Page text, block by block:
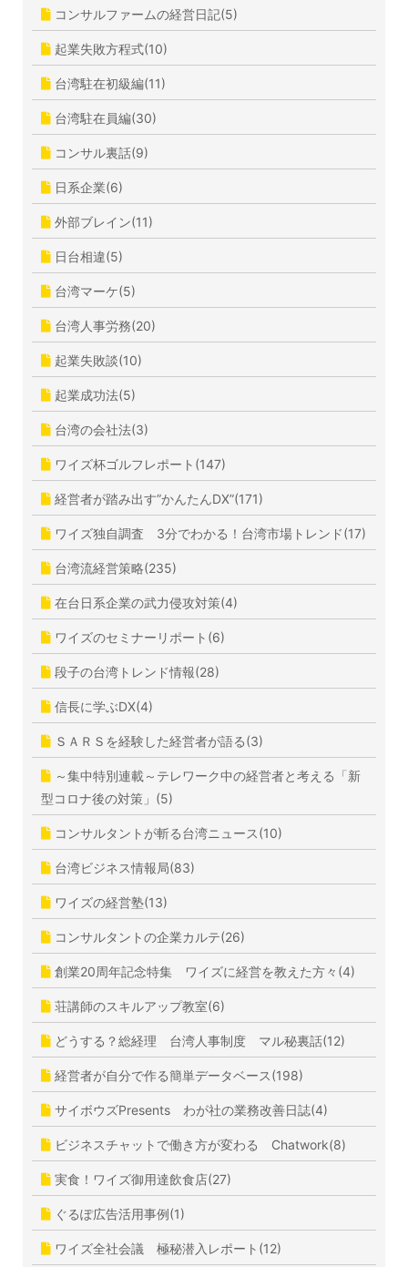
コンサルファームの経営日記(5)
起業失敗方程式(10)
台湾駐在初級編(11)
台湾駐在員編(30)
コンサル裏話(9)
日系企業(6)
外部ブレイン(11)
日台相違(5)
台湾マーケ(5)
台湾人事労務(20)
起業失敗談(10)
起業成功法(5)
台湾の会社法(3)
ワイズ杯ゴルフレポート(147)
経営者が踏み出す”かんたんDX”(171)
ワイズ独自調査 3分でわかる！台湾市場トレンド(17)
台湾流経営策略(235)
在台日系企業の武力侵攻対策(4)
ワイズのセミナーリポート(6)
段子の台湾トレンド情報(28)
信長に学ぶDX(4)
ＳＡＲＳを経験した経営者が語る(3)
～集中特別連載～テレワーク中の経営者と考える「新
型コロナ後の対策」(5)
コンサルタントが斬る台湾ニュース(10)
台湾ビジネス情報局(83)
ワイズの経営塾(13)
コンサルタントの企業カルテ(26)
創業20周年記念特集 ワイズに経営を教えた方々(4)
荘講師のスキルアップ教室(6)
どうする？総経理 台湾人事制度 マル秘裏話(12)
経営者が自分で作る簡単データベース(198)
サイボウズPresents わが社の業務改善日誌(4)
ビジネスチャットで働き方が変わる Chatwork(8)
実食！ワイズ御用達飲食店(27)
ぐるぽ広告活用事例(1)
ワイズ全社会議 極秘潜入レポート(12)